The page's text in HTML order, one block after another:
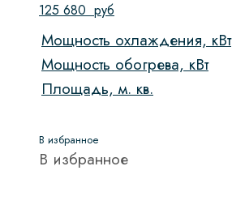
125 680 руб
Мощность охлаждения, кВт
Мощность обогрева, кВт
Площадь, м. кв.
В избранное
В избранное